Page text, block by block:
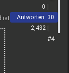
in
0
Antworten: 30
2,432
#4